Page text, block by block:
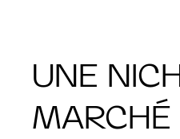
UNE
MARCHÉ